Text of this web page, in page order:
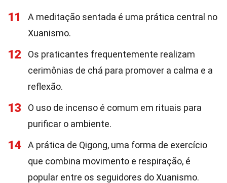
11
A meditação sentada é uma prática central no
Xuanismo.
12
Os praticantes frequentemente realizam
cerimônias de chá para promover a calma e a
reflexão.
13
O uso de incenso é comum em rituais para
purificar o ambiente.
14
A prática de Qigong, uma forma de exercício
que combina movimento e respiração, é
popular entre os seguidores do Xuanismo.